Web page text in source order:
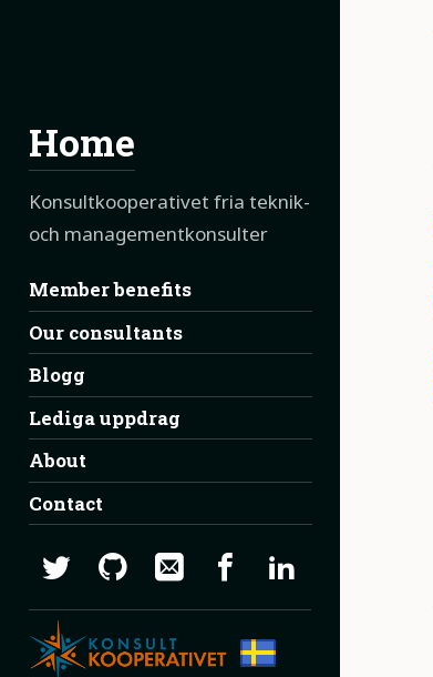
Home
Konsultkooperativet fria teknik-
och managementkonsulter
Navigation:
Member benefits
Our consultants
Blogg
Lediga uppdrag
About
Contact
Social: TwitterGitHub
Email Facebook